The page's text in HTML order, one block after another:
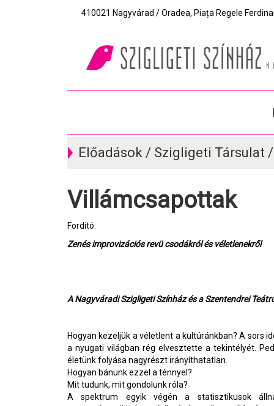
410021 Nagyvárad / Oradea, Piața Regele
Előadások / Szigligeti Társulat
Villámcsapottak
Forditó:
Zenés improvizációs revü csodákról és véletlenekről
A Nagyváradi Szigligeti Színház és a Szentendrei
Hogyan kezeljük a véletlent a kultúránkban? A sors
a nyugati világban rég elvesztette a tekintélyét.
életünk folyása nagyrészt irányíthatatlan.
Hogyan bánunk ezzel a ténnyel?
Mit tudunk, mit gondolunk róla?
A spektrum egyik végén a statisztikusok